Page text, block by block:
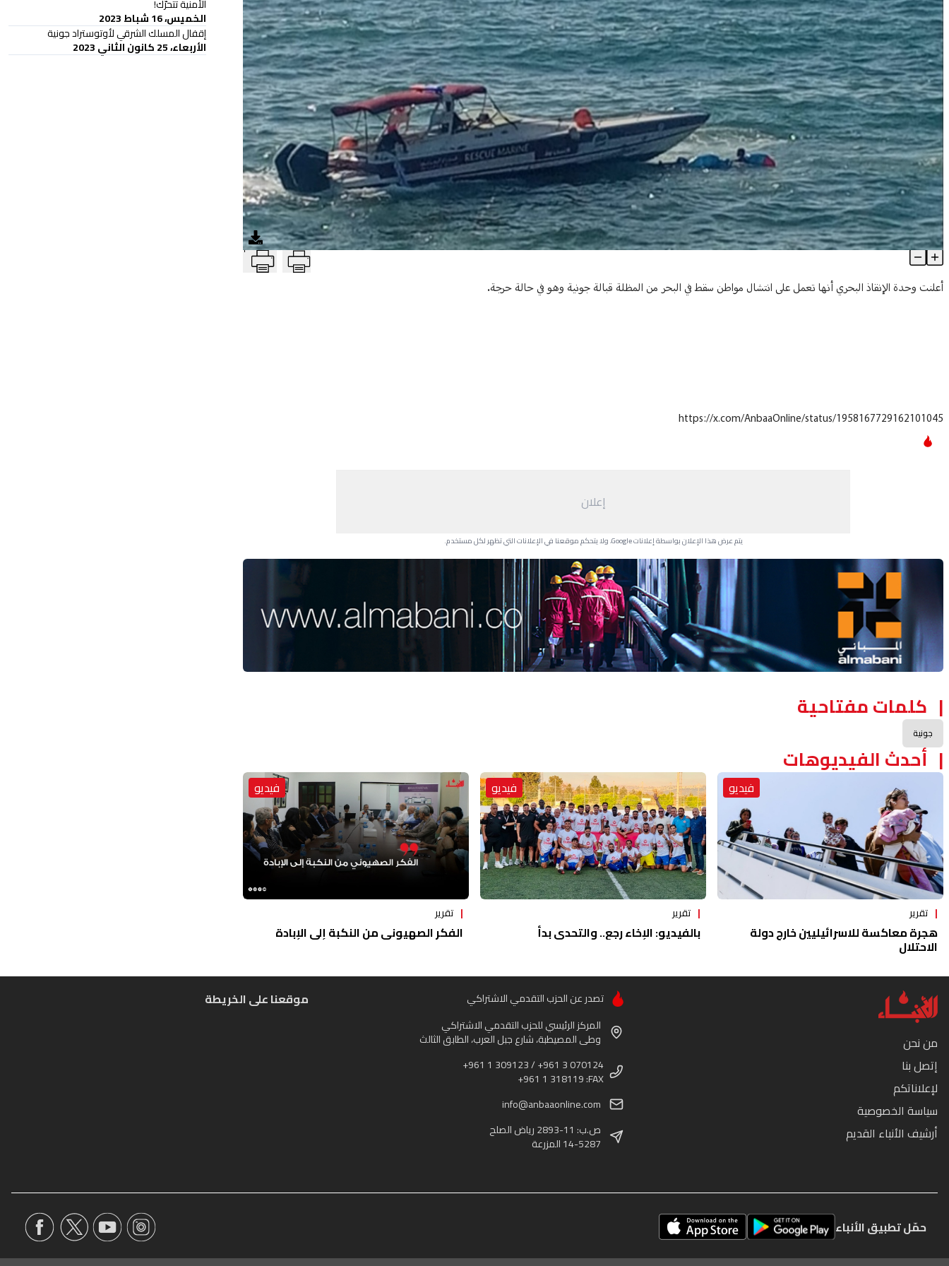
بالفيديو- مأساة جديدة قبالة الشاطئ... هذا ما حصل! T
Article Content
أعلنت وحدة الإنقاذ البحري أنها تعمل على انتشال مواطن سقط في البحر من المظلة قبالة جونية وهو في حالة حرجة.
https://x.com/AnbaaOnline/status/1958167729162101045
إعلان
يتم عرض هذا الإعلان بواسطة إعلانات Google، ولا يتحكم موقعنا في الإعلانات التي تظهر لكل مستخدم.
Advertisement Section
كلمات مفتاحية
جونية
أحدث الفيديوهات
فيديو
تقرير
هجرة معاكسة للاسرائيليين خارج دولة
الاحتلال
فيديو
تقرير
بالفيديو: الإخاء رجع.. والتحدي بدأ
فيديو
تقرير
الفكر الصهيوني من النكبة إلى الإبادة
الأمنية تتحرّك!
الخميس، 16 شباط 2023
إقفال المسلك الشرقي لأوتوستراد جونية
الأربعاء، 25 كانون الثاني 2023
من نحن
إتصل بنا
لإعلاناتكم
سياسة الخصوصية
أرشيف الأنباء القديم
تصدر عن الحزب التقدمي الاشتراكي
المركز الرئيسي للحزب التقدمي الاشتراكي
وطى المصيطبة، شارع جبل العرب، الطابق الثالث
+961 1 309123 / +961 3 070124
+961 1 318119 :FAX
info@anbaaonline.com
ص.ب: 11-2893 رياض الصلح
14-5287 المزرعة
موقعنا على الخريطة
حمّل تطبيق الأنباء